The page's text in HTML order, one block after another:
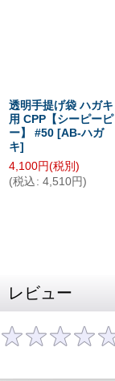
透明手提げ袋 ハガキ
用 CPP【シーピーピ
ー】 #50 [AB-ハガ
キ]
4,100円(税別)
(税込 : 4,510円)
レビュー